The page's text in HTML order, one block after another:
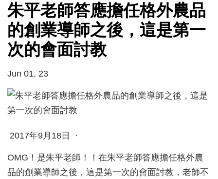
朱平老師答應擔任格外農品
的創業導師之後，這是第一
次的會面討教
Jun 01, 23
2017年9月18日 ·
OMG！是朱平老師！！在朱平老師答應擔任格外農
品的創業導師之後，這是第一次的會面討教，老師不